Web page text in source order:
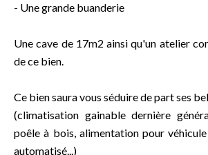
- Une grande buanderie
Une cave de 17m2 ainsi qu'un atelier
de ce bien.
Ce bien saura vous séduire de part ses
(climatisation gainable dernière
poêle à bois, alimentation pour
automatisé...)